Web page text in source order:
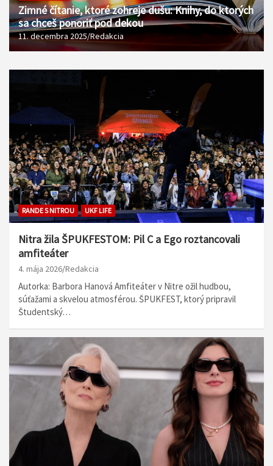
Zimné čítanie, ktoré zohreje dušu: Knihy, do ktorých
sa chceš ponoriť pod dekou
11. decembra 2025 Redakcia
RANDE S NITROU UKF LIFE
Nitra žila ŠPUKFESTOM: Pil C a Ego roztancovali
amfiteáter
4. mája 2026 Redakcia
Autorka: Barbora Hanová Amfiteáter v Nitre ožil hudbou,
súťažami a skvelou atmosférou. ŠPUKFEST, ktorý pripravil
Študentský…